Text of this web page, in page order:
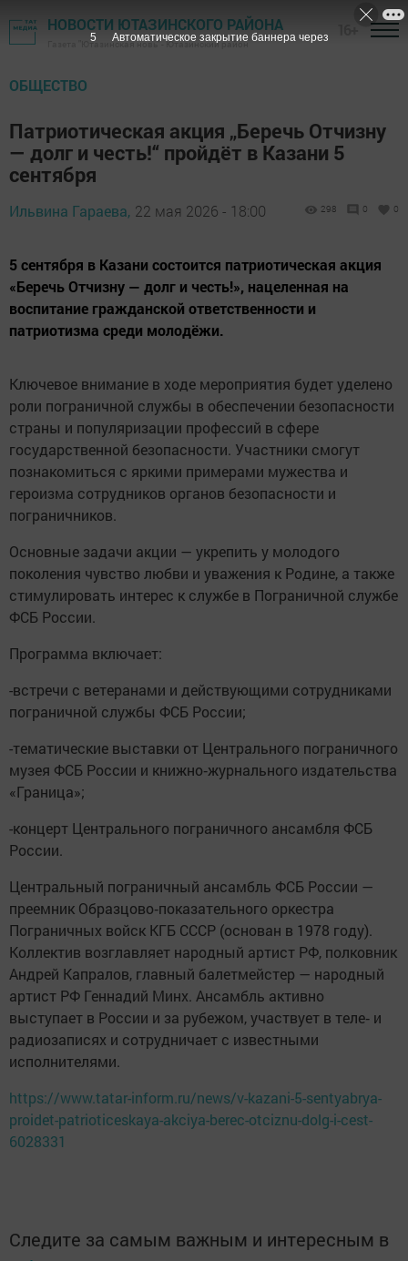
НОВОСТИ ЮТАЗИНСКОГО РАЙОНА
Газета "Ютазинская новь" - Ютазинский район
ОБЩЕСТВО
Патриотическая акция „Беречь Отчизну
— долг и честь!“ пройдёт в Казани 5
сентября
Ильвина Гараева, 22 мая 2026 - 18:00 298 0 0
5 сентября в Казани состоится патриотическая акция
«Беречь Отчизну — долг и честь!», нацеленная на
воспитание гражданской ответственности и
патриотизма среди молодёжи.
Ключевое внимание в ходе мероприятия будет уделено
роли пограничной службы в обеспечении безопасности
страны и популяризации профессий в сфере
государственной безопасности. Участники смогут
познакомиться с яркими примерами мужества и
героизма сотрудников органов безопасности и
пограничников.
Основные задачи акции — укрепить у молодого
поколения чувство любви и уважения к Родине, а также
стимулировать интерес к службе в Пограничной службе
ФСБ России.
Программа включает:
-встречи с ветеранами и действующими сотрудниками
пограничной службы ФСБ России;
-тематические выставки от Центрального пограничного
музея ФСБ России и книжно‑журнального издательства
«Граница»;
-концерт Центрального пограничного ансамбля ФСБ
России.
Центральный пограничный ансамбль ФСБ России —
преемник Образцово‑показательного оркестра
Пограничных войск КГБ СССР (основан в 1978 году).
Коллектив возглавляет народный артист РФ, полковник
Андрей Капралов, главный балетмейстер — народный
артист РФ Геннадий Минх. Ансамбль активно
выступает в России и за рубежом, участвует в теле‑ и
радиозаписях и сотрудничает с известными
исполнителями.
https://www.tatar-inform.ru/news/v-kazani-5-sentyabrya-
proidet-patrioticeskaya-akciya-berec-otciznu-dolg-i-cest-
6028331
Следите за самым важным и интересным в
4 Автоматическое закрытие баннера через